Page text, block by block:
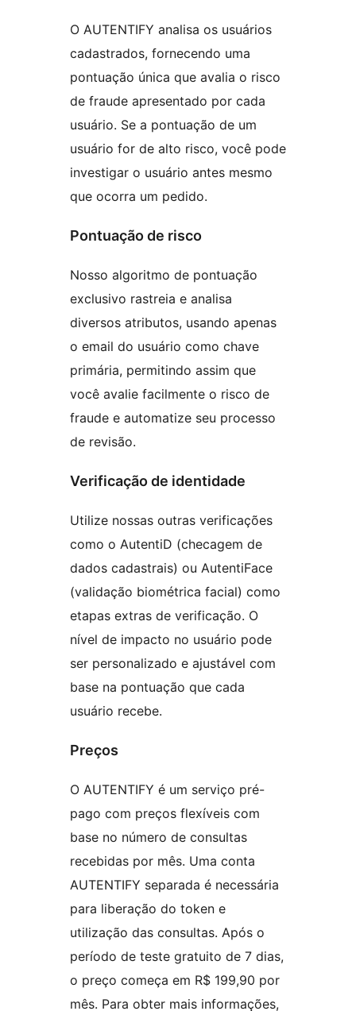
O AUTENTIFY analisa os usuários
cadastrados, fornecendo uma
pontuação única que avalia o risco
de fraude apresentado por cada
usuário. Se a pontuação de um
usuário for de alto risco, você pode
investigar o usuário antes mesmo
que ocorra um pedido.
Pontuação de risco
Nosso algoritmo de pontuação
exclusivo rastreia e analisa
diversos atributos, usando apenas
o email do usuário como chave
primária, permitindo assim que
você avalie facilmente o risco de
fraude e automatize seu processo
de revisão.
Verificação de identidade
Utilize nossas outras verificações
como o AutentiD (checagem de
dados cadastrais) ou AutentiFace
(validação biométrica facial) como
etapas extras de verificação. O
nível de impacto no usuário pode
ser personalizado e ajustável com
base na pontuação que cada
usuário recebe.
Preços
O AUTENTIFY é um serviço pré-
pago com preços flexíveis com
base no número de consultas
recebidas por mês. Uma conta
AUTENTIFY separada é necessária
para liberação do token e
utilização das consultas. Após o
período de teste gratuito de 7 dias,
o preço começa em R$ 199,90 por
mês. Para obter mais informações,